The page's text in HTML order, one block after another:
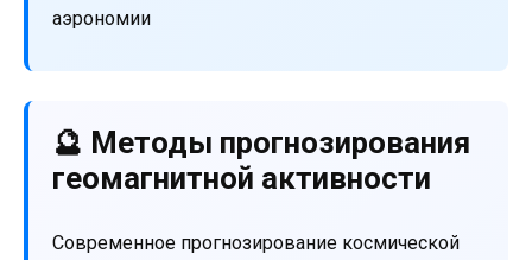
аэрономии
🔮 Методы прогнозирования
геомагнитной активности
Современное прогнозирование космической